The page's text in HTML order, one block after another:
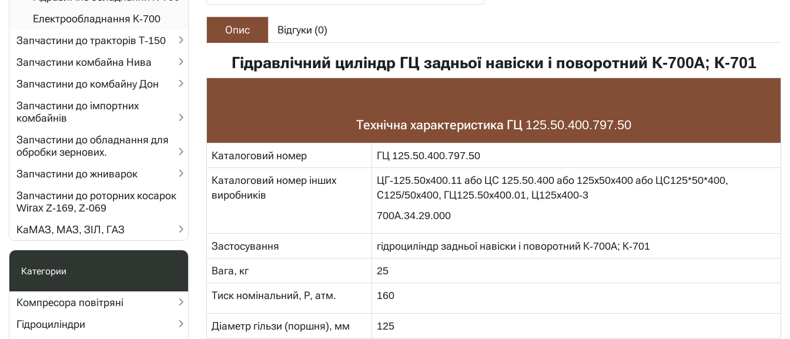
Електрообладнання К-700
Запчастини до тракторів Т-150
Запчастини комбайна Нива
Запчастини до комбайну Дон
Запчастини до імпортних
комбайнів
Запчастини до обладнання для
обробки зернових.
Запчастини до жниварок
Запчастини до роторних косарок
Wirax Z-169, Z-069
КаМАЗ, МАЗ, ЗІЛ, ГАЗ
Категории
Компресора повітряні
Гідроциліндри
Опис Відгуки (0)
Гідравлічний циліндр ГЦ задньої навіски і поворотний К-700А; К-701
Технічна характеристика ГЦ 125.50.400.797.50
Каталоговий номер
ГЦ 125.50.400.797.50
Каталоговий номер інших
виробників
ЦГ-125.50х400.11 або ЦС 125.50.400 або 125х50х400 або ЦС125*50*400,
С125/50х400, ГЦ125.50х400.01, Ц125х400-3
700А.34.29.000
Застосування
гідроциліндр задньої навіски і поворотний К-700А; К-701
Вага, кг
25
Тиск номінальний, Р, атм.
160
Діаметр гільзи (поршня), мм
125